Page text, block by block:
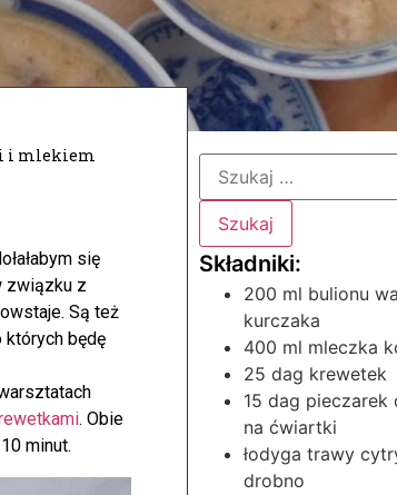
i mlekiem
się
związku z
Są też
których będę
. Obie
minut.
200 ml bulionu
kurczaka
400 ml mleczka
25 dag krewetek
15 dag
na ćwiartki
łodyga trawy
drobno